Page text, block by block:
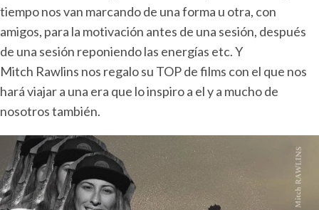
tiempo nos van marcando de una forma u otra, con
amigos, para la motivación antes de una sesión, después
de una sesión reponiendo las energías etc. Y
Mitch Rawlins nos regalo su TOP de films con el que nos
hará viajar a una era que lo inspiro a el y a mucho de
nosotros también.